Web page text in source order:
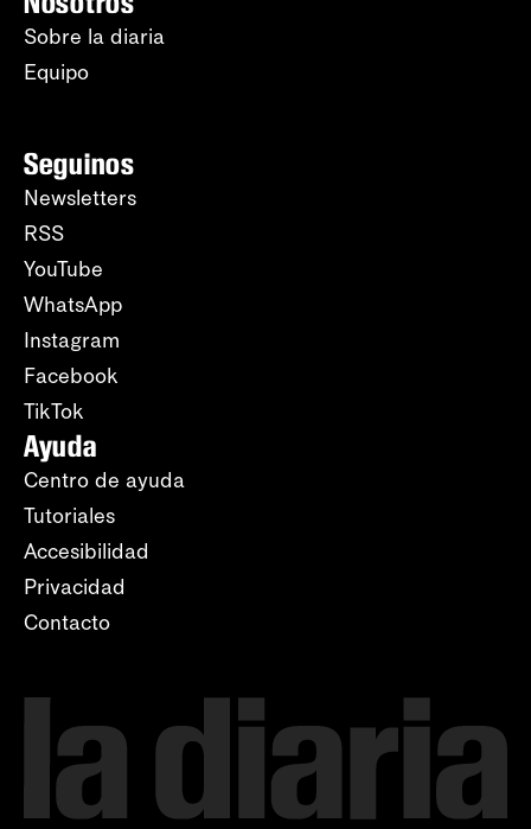
Sobre la diaria
Equipo
Seguinos
Newsletters
RSS
YouTube
WhatsApp
Instagram
Facebook
TikTok
Ayuda
Centro de ayuda
Tutoriales
Accesibilidad
Privacidad
Contacto